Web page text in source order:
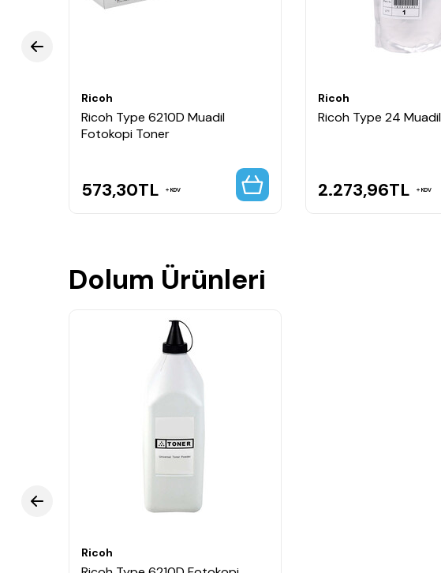
Ricoh
Ricoh Type 6210D Muadil
Fotokopi Toner
573,30TL KDV
Ricoh
Ricoh Type 24
2.273,96TL KDV
Dolum Ürünleri
Ricoh